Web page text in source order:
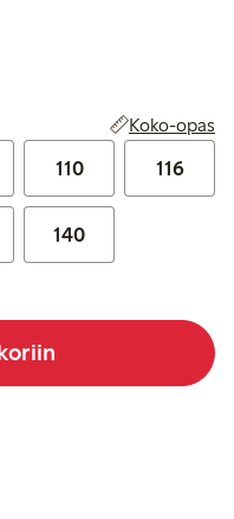
Koko-opas
110 116
140